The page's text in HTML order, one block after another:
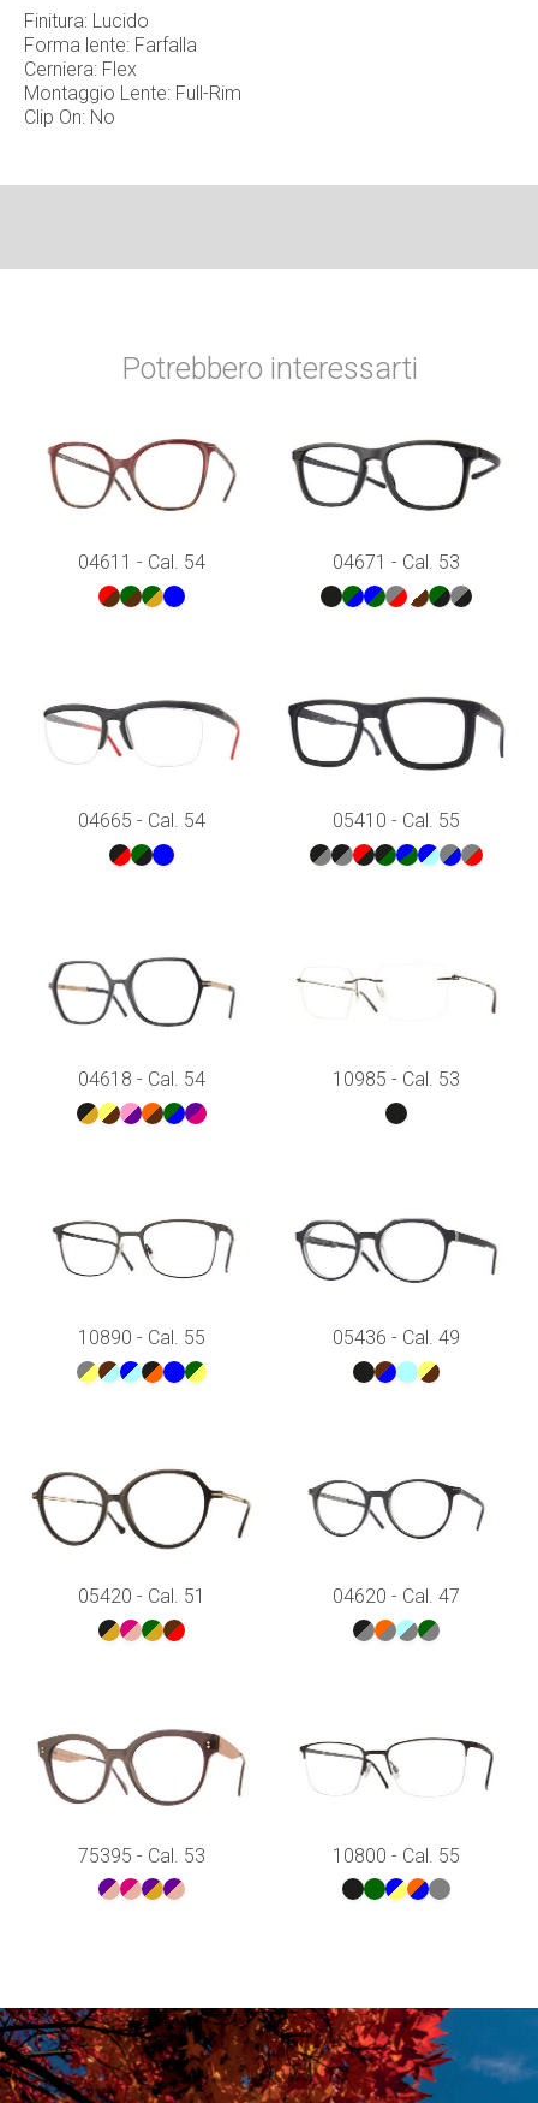
Finitura: Lucido
Forma lente: Farfalla
Cerniera: Flex
Montaggio Lente: Full-Rim
Clip On: No
Potrebbero interessarti
04611 - Cal. 54 04671 - Cal. 53
04665 - Cal. 54 05410 - Cal. 55
04618 - Cal. 54 10985 - Cal. 53
10890 - Cal. 55 05436 - Cal. 49
05420 - Cal. 51 04620 - Cal. 47
75395 - Cal. 53 10800 - Cal. 55